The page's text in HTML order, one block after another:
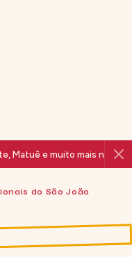
muito mais no Parque do
do São João